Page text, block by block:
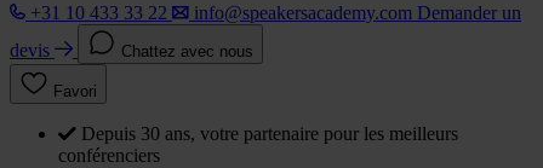
+31 10 433 33 22
info@speakersacademy.com Demander un
devis
Chattez avec nous
Favori
Depuis 30 ans, votre partenaire pour les meilleurs
conférenciers